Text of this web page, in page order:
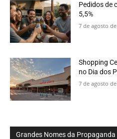
Pedidos de
5,5%
7 de agosto
Shopping
no Dia dos
7 de agosto
Grandes Nomes da Propaganda